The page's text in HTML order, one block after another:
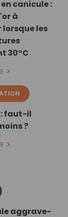
canicule :
à
lorsque les
30°C
faut-il
?
aggrave-